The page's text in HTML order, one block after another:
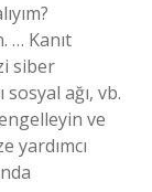
… Kanıt
siber
ağı, vb.
ve
yardımcı